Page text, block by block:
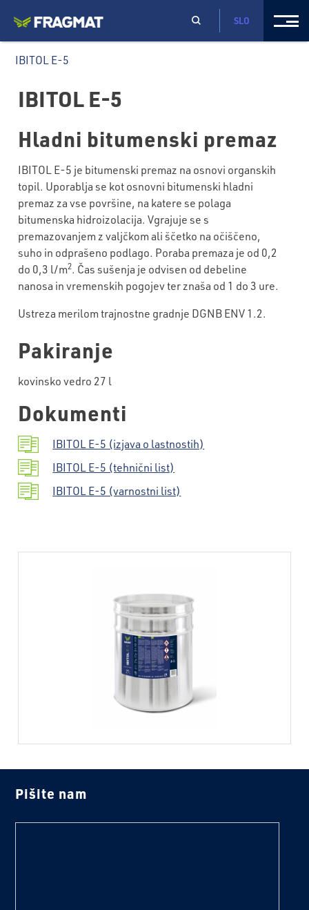
SLO
IBITOL E-5
IBITOL E-5
Hladni bitumenski premaz
IBITOL E-5 je bitumenski premaz na osnovi organskih
topil. Uporablja se kot osnovni bitumenski hladni
premaz za vse površine, na katere se polaga
bitumenska hidroizolacija. Vgrajuje se s
premazovanjem z valjčkom ali ščetko na očiščeno,
suho in odprašeno podlago. Poraba premaza je od 0,2
do 0,3 l/m2. Čas sušenja je odvisen od debeline
nanosa in vremenskih pogojev ter znaša od 1 do 3 ure.
Ustreza merilom trajnostne gradnje DGNB ENV 1.2.
Pakiranje
kovinsko vedro 27 l
Dokumenti
IBITOL E-5 (izjava o lastnostih)
IBITOL E-5 (tehnični list)
IBITOL E-5 (varnostni list)
Pišite nam